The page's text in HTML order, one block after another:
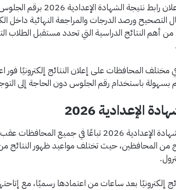
يترقب آلاف الطلاب وأولياء الأمور إعلان رابط نتيجة
ورصد الدرجات والمراجعة النهائية داخل
أهم النتائج الدراسية التي تحدد مستقبل الطلاب
مختلف المحافظات على إعلان النتائج إلكترونيًا فور
بسهولة باستخدام رقم الجلوس دون الحاجة إلى
الإعدادية 2026
من المتوقع أن يتم إعلان نتائج الشهادة الإعدادية 2026 تباعًا في
من المحافظين، حيث تختلف مواعيد ظهور
إلكترونيًا بعد ساعات من اعتمادها رسميًا، مع